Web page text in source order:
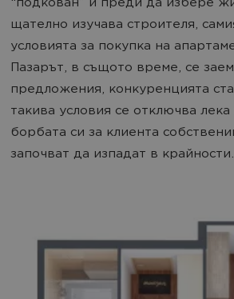
“подкован” и преди да избере
щателно изучава строителя,
условията за покупка на
Пазарът, в същото време, се
предложения, конкуренцията
такива условия се отключва
борбата си за клиента
започват да изпадат в крайности.